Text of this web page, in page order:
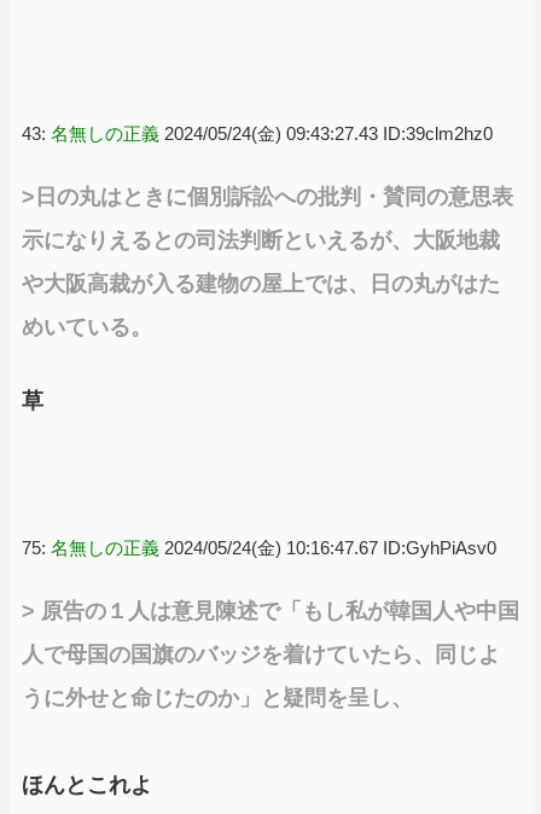
43: 名無しの正義 2024/05/24(金) 09:43:27.43 ID:39clm2hz0
>日の丸はときに個別訴訟への批判・賛同の意思表
示になりえるとの司法判断といえるが、大阪地裁
や大阪高裁が入る建物の屋上では、日の丸がはた
めいている。
草
75: 名無しの正義 2024/05/24(金) 10:16:47.67 ID:GyhPiAsv0
> 原告の１人は意見陳述で「もし私が韓国人や中国
人で母国の国旗のバッジを着けていたら、同じよ
うに外せと命じたのか」と疑問を呈し、
ほんとこれよ